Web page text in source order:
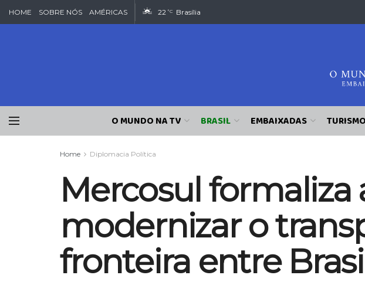
HOME SOBRE NÓS AMÉRICAS 22 °C Brasília
O MUNDO NA TV BRASIL EMBAIXADAS
Home Diplomacia Política
Mercosul
modernizar o
fronteira entre